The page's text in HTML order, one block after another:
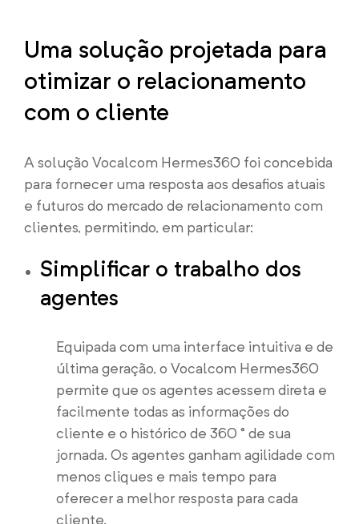
Uma solução projetada para
otimizar o relacionamento
com o cliente
A solução Vocalcom Hermes360 foi concebida
para fornecer uma resposta aos desafios atuais
e futuros do mercado de relacionamento com
clientes, permitindo, em particular:
Simplificar o trabalho dos
agentes
Equipada com uma interface intuitiva e de
última geração, o Vocalcom Hermes360
permite que os agentes acessem direta e
facilmente todas as informações do
cliente e o histórico de 360 ° de sua
jornada. Os agentes ganham agilidade com
menos cliques e mais tempo para
oferecer a melhor resposta para cada
cliente.